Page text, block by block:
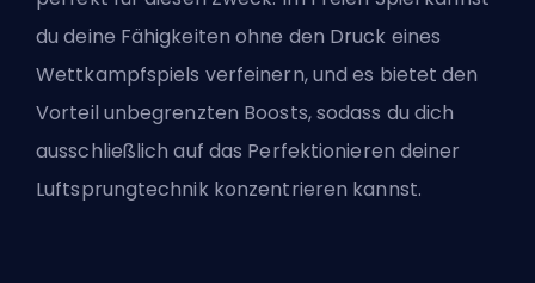
du deine Fähigkeiten ohne den Druck eines
Wettkampfspiels verfeinern, und es bietet den
Vorteil unbegrenzten Boosts, sodass du dich
ausschließlich auf das Perfektionieren deiner
Luftsprungtechnik konzentrieren kannst.